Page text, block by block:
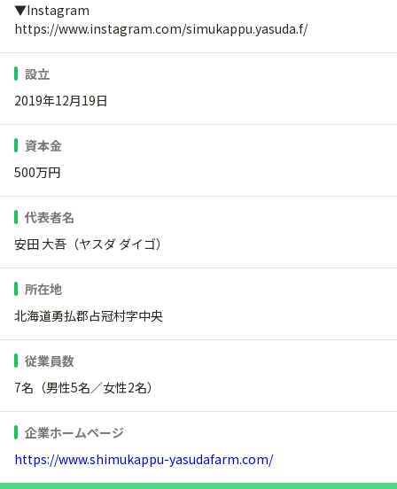
▼Instagram
https://www.instagram.com/simukappu.yasuda.f/
設立
2019年12月19日
資本金
500万円
代表者名
安田 大吾（ヤスダ ダイゴ）
所在地
北海道勇払郡占冠村字中央
従業員数
7名（男性5名／女性2名）
企業ホームページ
https://www.shimukappu-yasudafarm.com/